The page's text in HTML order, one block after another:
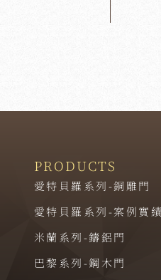
PRODUCTS
愛特貝羅系列-銅雕門
愛特貝羅系列-案例實績
米蘭系列-鑄鋁門
巴黎系列-鋼木門